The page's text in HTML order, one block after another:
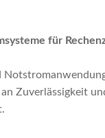
für
Zuverlässigkeit